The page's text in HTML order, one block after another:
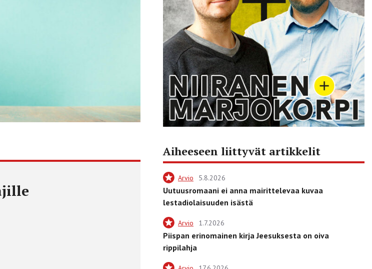
Aiheeseen liittyvät artikkelit
Arvio 5.8.2026
Uutuusromaani ei anna mairittelevaa kuvaa
lestadiolaisuuden isästä
Arvio 1.7.2026
Piispan erinomainen kirja Jeesuksesta on oiva
rippilahja